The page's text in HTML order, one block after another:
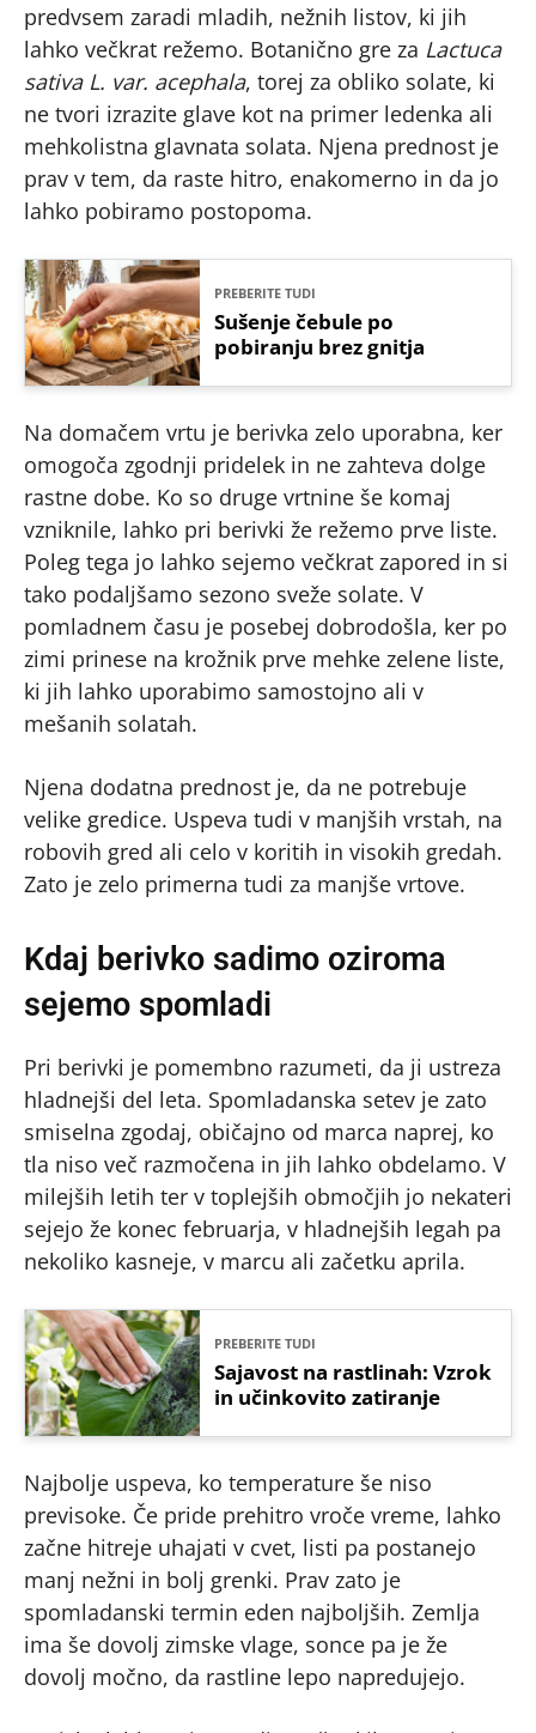
predvsem zaradi mladih, nežnih listov, ki jih
lahko večkrat režemo. Botanično gre za Lactuca
sativa L. var. acephala, torej za obliko solate, ki
ne tvori izrazite glave kot na primer ledenka ali
mehkolistna glavnata solata. Njena prednost je
prav v tem, da raste hitro, enakomerno in da jo
lahko pobiramo postopoma.
PREBERITE TUDI
Sušenje čebule po
pobiranju brez gnitja
Na domačem vrtu je berivka zelo uporabna, ker
omogoča zgodnji pridelek in ne zahteva dolge
rastne dobe. Ko so druge vrtnine še komaj
vzniknile, lahko pri berivki že režemo prve liste.
Poleg tega jo lahko sejemo večkrat zapored in si
tako podaljšamo sezono sveže solate. V
pomladnem času je posebej dobrodošla, ker po
zimi prinese na krožnik prve mehke zelene liste,
ki jih lahko uporabimo samostojno ali v
mešanih solatah.
Njena dodatna prednost je, da ne potrebuje
velike gredice. Uspeva tudi v manjših vrstah, na
robovih gred ali celo v koritih in visokih gredah.
Zato je zelo primerna tudi za manjše vrtove.
Kdaj berivko sadimo oziroma
sejemo spomladi
Pri berivki je pomembno razumeti, da ji ustreza
hladnejši del leta. Spomladanska setev je zato
smiselna zgodaj, običajno od marca naprej, ko
tla niso več razmočena in jih lahko obdelamo. V
milejših letih ter v toplejših območjih jo nekateri
sejejo že konec februarja, v hladnejših legah pa
nekoliko kasneje, v marcu ali začetku aprila.
PREBERITE TUDI
Sajavost na rastlinah: Vzrok
in učinkovito zatiranje
Najbolje uspeva, ko temperature še niso
previsoke. Če pride prehitro vroče vreme, lahko
začne hitreje uhajati v cvet, listi pa postanejo
manj nežni in bolj grenki. Prav zato je
spomladanski termin eden najboljših. Zemlja
ima še dovolj zimske vlage, sonce pa je že
dovolj močno, da rastline lepo napredujejo.